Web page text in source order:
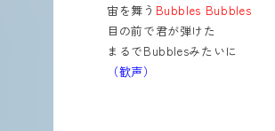
宙を舞う Bubbles Bubbles
目の前で君が弾けた
まるでBubblesみたいに
（歓声）